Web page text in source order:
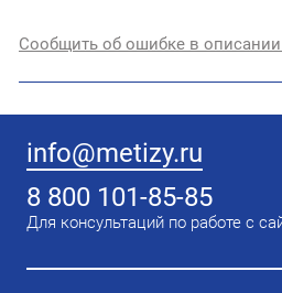
Сообщить об ошибке в описании
info@metizy.ru
8 800 101-85-85
Для консультаций по работе с